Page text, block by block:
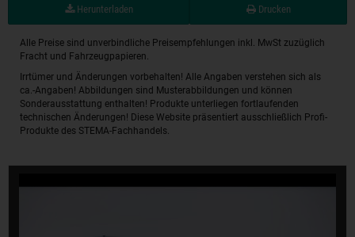
Herunterladen Drucken
Alle Preise sind unverbindliche Preisempfehlungen inkl. MwSt zuzüglich
Fracht und Fahrzeugpapieren.
Irrtümer und Änderungen vorbehalten! Alle Angaben verstehen sich als
ca.-Angaben! Abbildungen sind Musterabbildungen und können
Sonderausstattung enthalten! Produkte unterliegen fortlaufenden
technischen Änderungen! Diese Website präsentiert ausschließlich Profi-
Produkte des STEMA-Fachhandels.